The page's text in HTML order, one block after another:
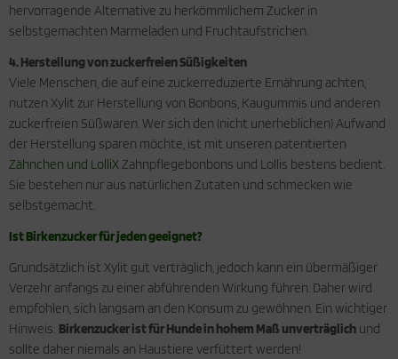
hervorragende Alternative zu herkömmlichem Zucker in
selbstgemachten Marmeladen und Fruchtaufstrichen.
4. Herstellung von zuckerfreien Süßigkeiten
Viele Menschen, die auf eine zuckerreduzierte Ernährung achten,
nutzen Xylit zur Herstellung von Bonbons, Kaugummis und anderen
zuckerfreien Süßwaren. Wer sich den (nicht unerheblichen) Aufwand
der Herstellung sparen möchte, ist mit unseren patentierten
Zähnchen und LolliXZahnpflegebonbons und Lollis bestens bedient.
Sie bestehen nur aus natürlichen Zutaten und schmecken wie
selbstgemacht.
Ist Birkenzucker für jeden geeignet?
Grundsätzlich ist Xylit gut verträglich, jedoch kann ein übermäßiger
Verzehr anfangs zu einer abführenden Wirkung führen. Daher wird
empfohlen, sich langsam an den Konsum zu gewöhnen. Ein wichtiger
Hinweis: Birkenzucker ist für Hunde in hohem Maß unverträglich und
sollte daher niemals an Haustiere verfüttert werden!